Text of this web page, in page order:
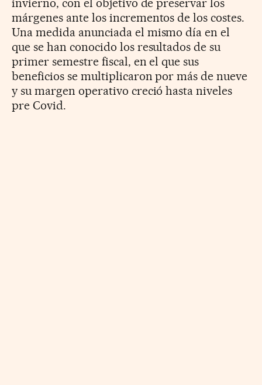
invierno, con el objetivo de preservar los
márgenes ante los incrementos de los costes.
Una medida anunciada el mismo día en el
que se han conocido los resultados de su
primer semestre fiscal, en el que sus
beneficios se multiplicaron por más de nueve
y su margen operativo creció hasta niveles
pre Covid.